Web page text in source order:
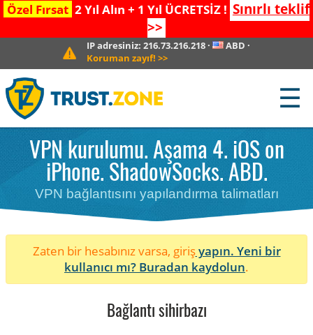
Özel Fırsat 2 Yıl Alın + 1 Yıl ÜCRETSİZ ! Sınırlı teklif
>>
IP adresiniz:216.73.216.218 · ABD ·
Koruman zayıf! >>
☰
VPN kurulumu. Aşama 4. iOS on
iPhone. ShadowSocks. ABD.
VPN bağlantısını yapılandırma talimatları
Zaten bir hesabınız varsa, girişyapın. Yeni bir
kullanıcı mı? Buradan kaydolun.
Bağlantı sihirbazı